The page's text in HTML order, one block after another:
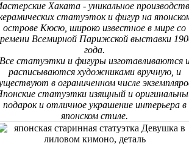
Хаката - уникальное
статуэток и фигур на
острове Кюсю, широко известное в мире со
Всемирной Парижской выставки
года.
Все статуэтки и фигуры изготавливаются
расписываются художниками вручную, и
в ограниченном числе
статуэтки изящный и
подарок и отличное украшение интерьера в
японском стиле.